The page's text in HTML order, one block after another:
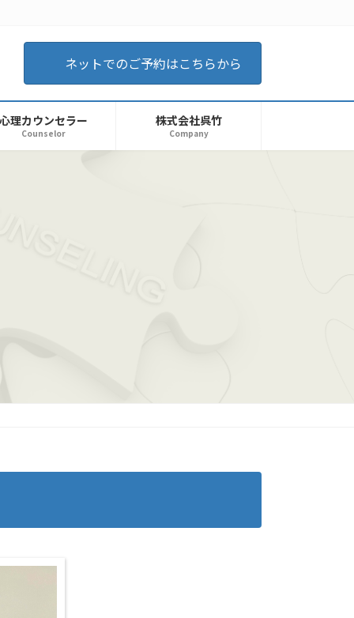
ネットでのご予約はこちらから
心理カウンセラー
Counselor
株式会社呉竹
Company